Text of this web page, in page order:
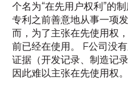
个名为“在先用户权利”的
专利之前善意地从事一项
而，为了主张在先使用权
前已经在使用。 F公司没
证据（开发记录、制造记
因此难以主张在先使用权。